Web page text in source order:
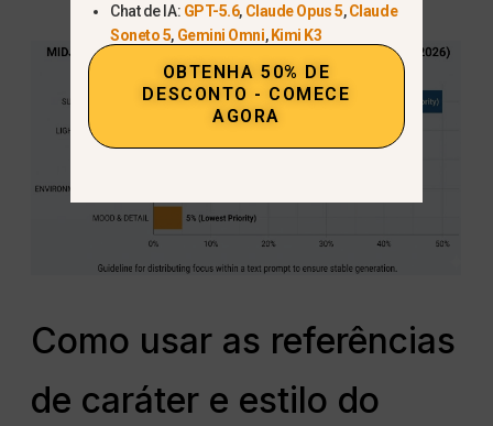
Como usar as referências
de caráter e estilo do
Chat de IA: GPT-5.6, Claude Opus 5,Claude
Soneto 5, Gemini Omni, Kimi K3
OBTENHA 50% DE
DESCONTO - COMECE
AGORA